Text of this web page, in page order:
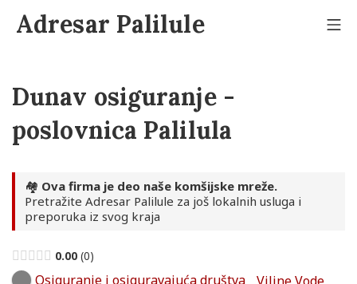
content
Adresar Palilule
Dunav osiguranje -
poslovnica Palilula
🏘️ Ova firma je deo naše komšijske mreže.
Pretražite Adresar Palilule za još lokalnih usluga i
preporuka iz svog kraja
0.00 0
Osiguranje i osiguravajuća društva